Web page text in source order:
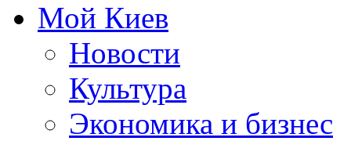
Мой Киев
Новости
Культура
Экономика и бизнес